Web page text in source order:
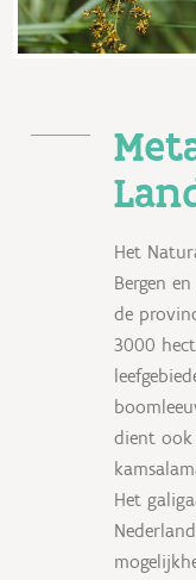
Het
Bergen
de
3000
dient ook
Het